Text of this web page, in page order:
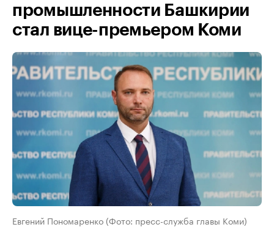
промышленности Башкирии
стал вице-премьером Коми
Евгений Пономаренко (Фото: пресс-служба главы Коми)